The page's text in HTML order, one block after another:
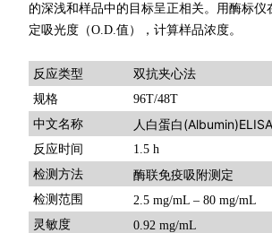
的深浅和样品中的目标呈正相关。用酶标仪
定吸光度（O.D.值），计算样品浓度。
反应类型 双抗夹心法
规格
96T/48T
中文名称
人白蛋白
反应时间
1.5 h
检测方法
酶联免疫吸附测定
检测范围
2.5 mg/mL – 80 mg/mL
灵敏度
0.92 mg/mL